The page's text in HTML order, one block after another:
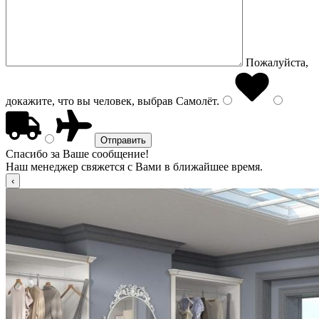
Пожалуйста,
докажите, что вы человек, выбрав Самолёт.
Спасибо за Ваше сообщение!
Наш менеджер свяжется с Вами в ближайшее время.